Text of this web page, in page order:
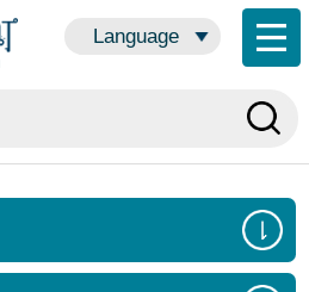
Language